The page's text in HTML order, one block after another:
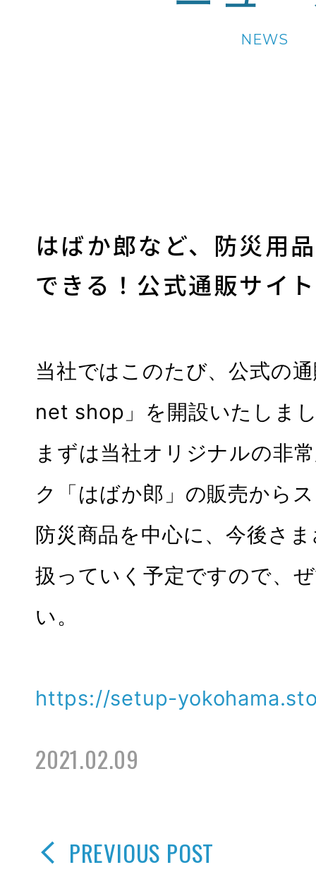
NEWS
はばか郎など、防災用
できる！公式通販サイ
当社ではこのたび、公式の
net shop」を開設いたしま
まずは当社オリジナルの非
ク「はばか郎」の販売から
防災商品を中心に、今後さ
扱っていく予定ですので、
い。
https://setup-
2021.02.09
PREVIOUS POST